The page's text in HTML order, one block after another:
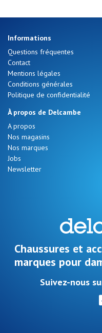
Informations
Questions fréquentes
Contact
Mentions légales
Conditions générales
Politique de confidentialité
À propos de Delcambe
A propos
Nos magasins
Nos marques
Jobs
Newsletter
Chaussures et
marques pour
Suivez-nous